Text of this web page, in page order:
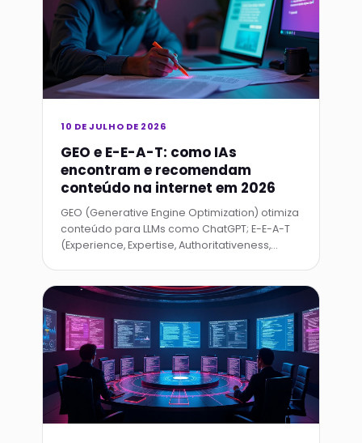
10 DE JULHO DE 2026
GEO e E-E-A-T: como IAs
encontram e recomendam
conteúdo na internet em 2026
GEO (Generative Engine Optimization) otimiza
conteúdo para LLMs como ChatGPT; E-E-A-T
(Experience, Expertise, Authoritativeness,